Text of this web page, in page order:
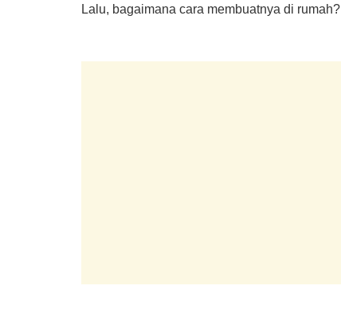
Lalu, bagaimana cara membuatnya di rumah?